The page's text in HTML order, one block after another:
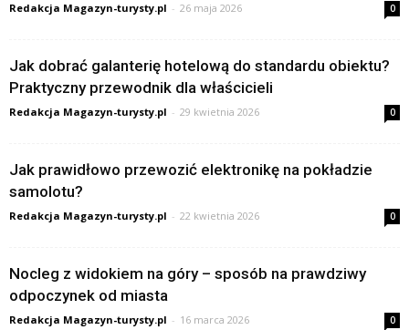
Redakcja Magazyn-turysty.pl - 26 maja 2026 0
Jak dobrać galanterię hotelową do standardu obiektu?
Praktyczny przewodnik dla właścicieli
Redakcja Magazyn-turysty.pl - 29 kwietnia 2026 0
Jak prawidłowo przewozić elektronikę na pokładzie
samolotu?
Redakcja Magazyn-turysty.pl - 22 kwietnia 2026 0
Nocleg z widokiem na góry – sposób na prawdziwy
odpoczynek od miasta
Redakcja Magazyn-turysty.pl - 16 marca 2026 0